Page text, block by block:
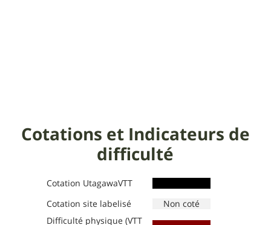
Cotations et Indicateurs de
difficulté
Cotation UtagawaVTT
Cotation site labelisé
Difficulté physique (VTT